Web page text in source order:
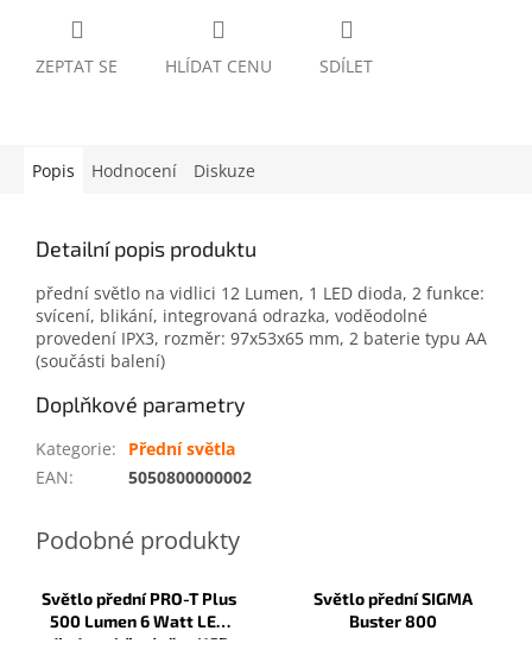
ZEPTAT SE HLÍDAT CENU SDÍLET
Popis Hodnocení Diskuze
Detailní popis produktu
přední světlo na vidlici 12 Lumen, 1 LED dioda, 2 funkce:
svícení, blikání, integrovaná odrazka, voděodolné
provedení IPX3, rozměr: 97x53x65 mm, 2 baterie typu AA
(součásti balení)
Doplňkové parametry
Kategorie:
Přední světla
EAN: 5050800000002
Světlo přední PRO-T Plus
500 Lumen 6 Watt LED
dioda nabíjecí přes USB
Světlo přední SIGMA
Buster 800